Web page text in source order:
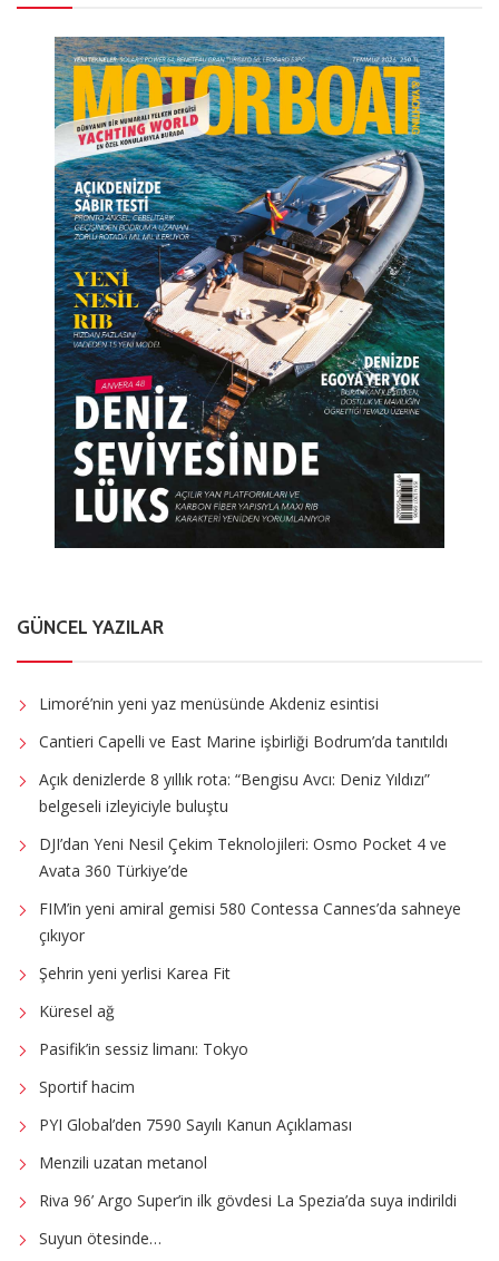
GÜNCEL YAZILAR
Limoré’nin yeni yaz menüsünde Akdeniz esintisi
Cantieri Capelli ve East Marine işbirliği Bodrum’da tanıtıldı
Açık denizlerde 8 yıllık rota: “Bengisu Avcı: Deniz Yıldızı”
belgeseli izleyiciyle buluştu
DJI’dan Yeni Nesil Çekim Teknolojileri: Osmo Pocket 4 ve
Avata 360 Türkiye’de
FIM’in yeni amiral gemisi 580 Contessa Cannes’da sahneye
çıkıyor
Şehrin yeni yerlisi Karea Fit
Küresel ağ
Pasifik’in sessiz limanı: Tokyo
Sportif hacim
PYI Global’den 7590 Sayılı Kanun Açıklaması
Menzili uzatan metanol
Riva 96’ Argo Super’in ilk gövdesi La Spezia’da suya indirildi
Suyun ötesinde…